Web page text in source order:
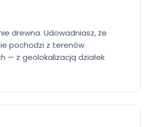
drewna. Udowadniasz, że
pochodzi z terenów
— z geolokalizacją działek